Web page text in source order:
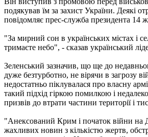
подякував їм за захист України. Деякі
повідомляє прес-служба президента 14
"За мирний сон в українських містах і
тримаєте небо", - сказав український
Зеленський зазначив, що ще до
дуже безтурботно, не вірячи в загрозу
недостатньо піклувалася про власну
такий підхід гіркою помилкою і
призвів до втрати частини території і
"Анексований Крим і початок війни на
жахливих новин з кількістю жертв,